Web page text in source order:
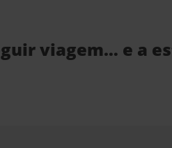
viagem… e a